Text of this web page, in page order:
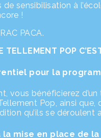
de sensibilisation à
!
PACA.
TELLEMENT POP
pour la
vous bénéficierez
Pop, ainsi
qu’ils se déroulent
la mise en place de